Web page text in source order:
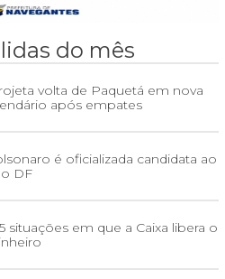
do mês
volta de Paquetá em nova
após empates
é oficializada candidata ao
DF
situações em que a Caixa libera o